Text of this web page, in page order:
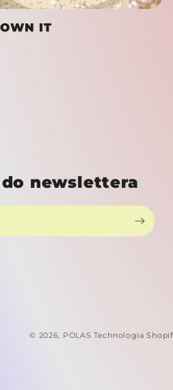
IT
newslettera
© 2026, POLAS Technologia